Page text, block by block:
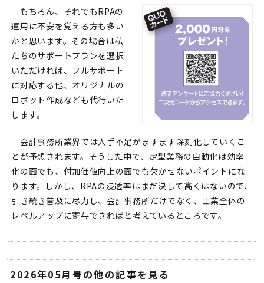
もちろん、それでもRPAの
運用に不安を覚える方も多い
かと思います。その場合は私
たちのサポートプランを選択
いただければ、フルサポート
に対応する他、オリジナルの
ロボット作成なども代行いた
します。
会計事務所業界では人手不足がますます深刻化していくこ
とが予想されます。そうした中で、定型業務の自動化は効率
化の面でも、付加価値向上の面でも欠かせないポイントにな
ります。しかし、RPAの浸透率はまだ決して高くはないので、
引き続き普及に尽力し、会計事務所だけでなく、士業全体の
レベルアップに寄与できればと考えているところです。
2026年05月号の他の記事を見る